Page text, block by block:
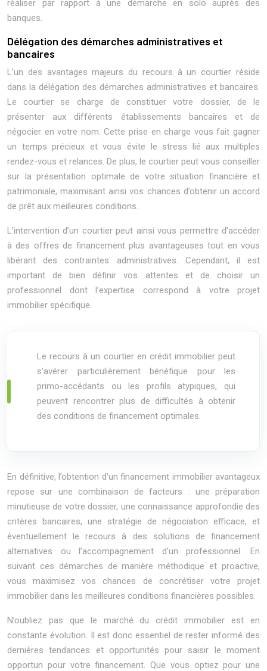
réaliser par rapport à une démarche en solo auprès des
banques.
Délégation des démarches administratives et
bancaires
L’un des avantages majeurs du recours à un courtier réside
dans la délégation des démarches administratives et bancaires.
Le courtier se charge de constituer votre dossier, de le
présenter aux différents établissements bancaires et de
négocier en votre nom. Cette prise en charge vous fait gagner
un temps précieux et vous évite le stress lié aux multiples
rendez-vous et relances. De plus, le courtier peut vous conseiller
sur la présentation optimale de votre situation financière et
patrimoniale, maximisant ainsi vos chances d’obtenir un accord
de prêt aux meilleures conditions.
L’intervention d’un courtier peut ainsi vous permettre d’accéder
à des offres de financement plus avantageuses tout en vous
libérant des contraintes administratives. Cependant, il est
important de bien définir vos attentes et de choisir un
professionnel dont l’expertise correspond à votre projet
immobilier spécifique.
Le recours à un courtier en crédit immobilier peut
s’avérer particulièrement bénéfique pour les
primo-accédants ou les profils atypiques, qui
peuvent rencontrer plus de difficultés à obtenir
des conditions de financement optimales.
En définitive, l’obtention d’un financement immobilier avantageux
repose sur une combinaison de facteurs : une préparation
minutieuse de votre dossier, une connaissance approfondie des
critères bancaires, une stratégie de négociation efficace, et
éventuellement le recours à des solutions de financement
alternatives ou l’accompagnement d’un professionnel. En
suivant ces démarches de manière méthodique et proactive,
vous maximisez vos chances de concrétiser votre projet
immobilier dans les meilleures conditions financières possibles.
N’oubliez pas que le marché du crédit immobilier est en
constante évolution. Il est donc essentiel de rester informé des
dernières tendances et opportunités pour saisir le moment
opportun pour votre financement. Que vous optiez pour une